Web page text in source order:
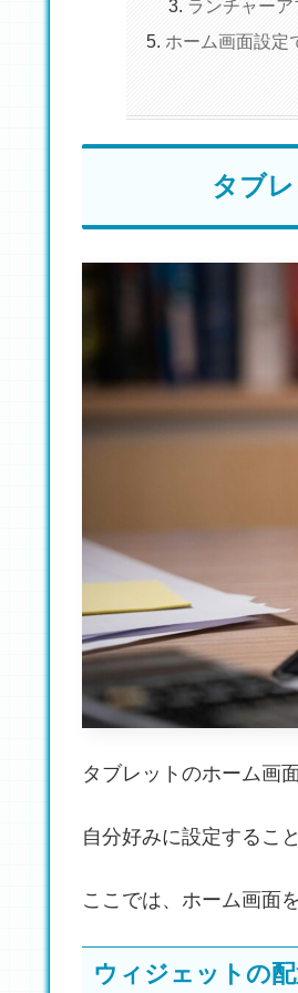
ランチャー
ホーム画面設定
タブ
タブレットのホーム画
自分好みに設定するこ
ここでは、ホーム画面
ウィジェットの